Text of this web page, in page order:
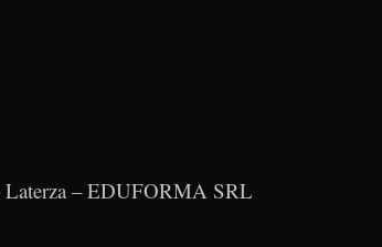
Laterza – EDUFORMA SRL